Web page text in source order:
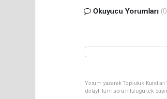
Okuyucu Yorumları
Yorum yazarak Topluluk
dolaylı tüm sorumluluğu tek